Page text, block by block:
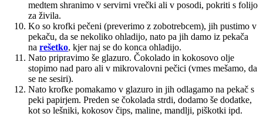
medtem shranimo v servirni vrečki ali v posodi, pokriti s folijo
za živila.
Ko so krofki pečeni (preverimo z zobotrebcem), jih pustimo v
pekaču, da se nekoliko ohladijo, nato pa jih damo iz pekača
na rešetko, kjer naj se do konca ohladijo.
Nato pripravimo še glazuro. Čokolado in kokosovo olje
stopimo nad paro ali v mikrovalovni pečici (vmes mešamo, da
se ne sesiri).
Nato krofke pomakamo v glazuro in jih odlagamo na pekač s
peki papirjem. Preden se čokolada strdi, dodamo še dodatke,
kot so lešniki, kokosov čips, maline, mandlji, piškotki ipd.